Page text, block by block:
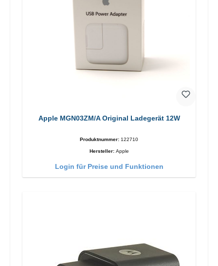
Apple MGN03ZM/A Original Ladegerät 12W
Produktnummer: 122710
Hersteller: Apple
Login für Preise und Funktionen